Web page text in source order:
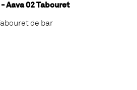
Aava 02 Tabouret
de bar